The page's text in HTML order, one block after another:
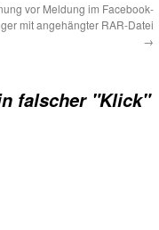
vor Meldung im Facebook-
mit angehängter RAR-Datei
→
falscher "Klick"